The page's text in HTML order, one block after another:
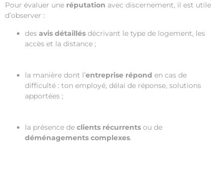
Pour évaluer une réputation avec discernement, il est utile
d’observer :
des avis détaillés décrivant le type de logement, les
accès et la distance ;
la manière dont l’entreprise répond en cas de
difficulté : ton employé, délai de réponse, solutions
apportées ;
la présence de clients récurrents ou de
déménagements complexes.